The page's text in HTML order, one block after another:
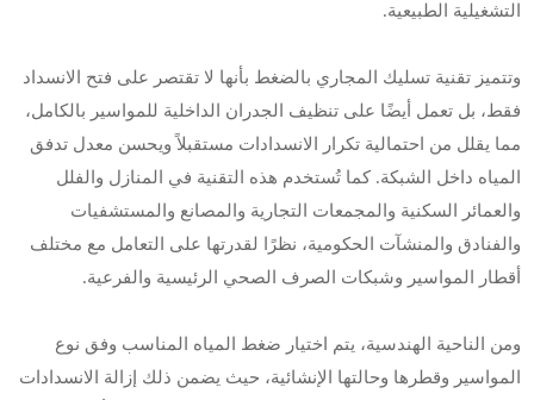
التشغيلية الطبيعية.
وتتميز تقنية تسليك المجاري بالضغط بأنها لا تقتصر على فتح الانسداد
فقط، بل تعمل أيضًا على تنظيف الجدران الداخلية للمواسير بالكامل،
مما يقلل من احتمالية تكرار الانسدادات مستقبلاً ويحسن معدل تدفق
المياه داخل الشبكة. كما تُستخدم هذه التقنية في المنازل والفلل
والعمائر السكنية والمجمعات التجارية والمصانع والمستشفيات
والفنادق والمنشآت الحكومية، نظرًا لقدرتها على التعامل مع مختلف
أقطار المواسير وشبكات الصرف الصحي الرئيسية والفرعية.
ومن الناحية الهندسية، يتم اختيار ضغط المياه المناسب وفق نوع
المواسير وقطرها وحالتها الإنشائية، حيث يضمن ذلك إزالة الانسدادات